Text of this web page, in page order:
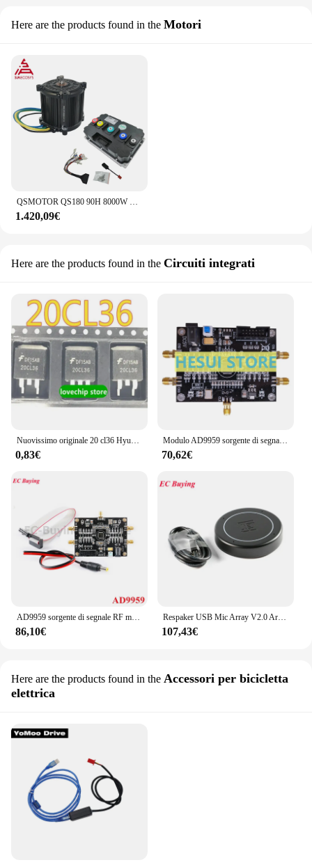
Here are the products found in the Motori
1.420,09€
Here are the products found in the Circuiti integrati
0,83€
Modulo AD9959 sorgente di segnale RF generatore multicanale le prestazioni regolabili in fase sono molto migliori di AD9854 e scheda Driver
70,62€
AD9959 sorgente di segnale RF modulo generatore DDS onda sinusoidale ad alta velocità scheda DDS a quattro canali prestazioni supera di gran lunga AD9854
86,10€
Respaker USB Mic Array V2.0 Array di microfoni a campo lontano Intelligent Speech Recognition scheda di sviluppo acustica con custodia
107,43€
Here are the products found in the Accessori per bicicletta
elettrica